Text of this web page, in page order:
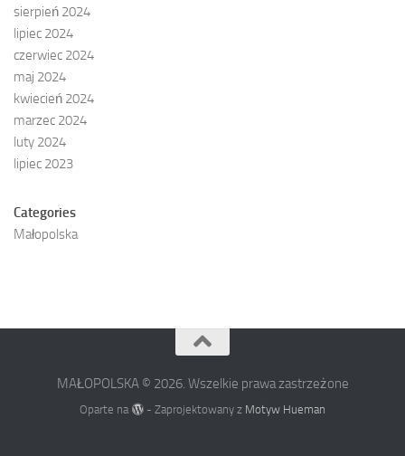
sierpień 2024
lipiec 2024
czerwiec 2024
maj 2024
kwiecień 2024
marzec 2024
luty 2024
lipiec 2023
Categories
Małopolska
MAŁOPOLSKA © 2026. Wszelkie prawa zastrzeżone
Oparte na - Zaprojektowany z Motyw Hueman